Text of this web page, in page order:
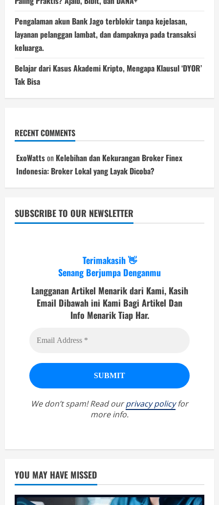
Pengalaman akun Bank Jago terblokir tanpa kejelasan,
layanan pelanggan lambat, dan dampaknya pada transaksi
keluarga.
Belajar dari Kasus Akademi Kripto, Mengapa Klausul ‘DYOR’
Tak Bisa
RECENT COMMENTS
ExoWattson Kelebihan dan Kekurangan Broker Finex
Indonesia: Broker Lokal yang Layak Dicoba?
SUBSCRIBE TO OUR NEWSLETTER
Terimakasih 👋
Senang Berjumpa Denganmu
Langganan Artikel Menarik dari Kami, Kasih
Email Dibawah ini Kami Bagi Artikel Dan
Info Menarik Tiap Har.
We don’t spam! Read ourprivacy policyfor
more info.
YOU MAY HAVE MISSED